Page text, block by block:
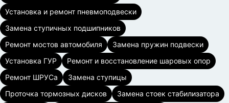
Установка и ремонт пневмоподвески
Замена ступичных подшипников
Ремонт мостов автомобиля
Замена пружин подвески
Установка ГУР
Ремонт и восстановление шаровых опор
Ремонт ШРУСа
Замена ступицы
Проточка тормозных дисков
Замена стоек стабилизатора